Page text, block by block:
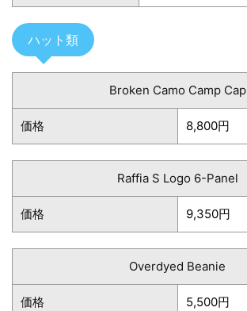
ハット類
Broken Camo Camp Cap
価格 8,800円
Raffia S Logo 6-Panel
価格 9,350円
Overdyed Beanie
価格 5,500円